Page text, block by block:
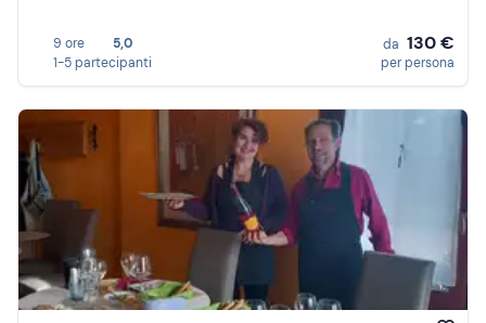
9 ore
5,0
1-5 partecipanti
da 130 €
per persona